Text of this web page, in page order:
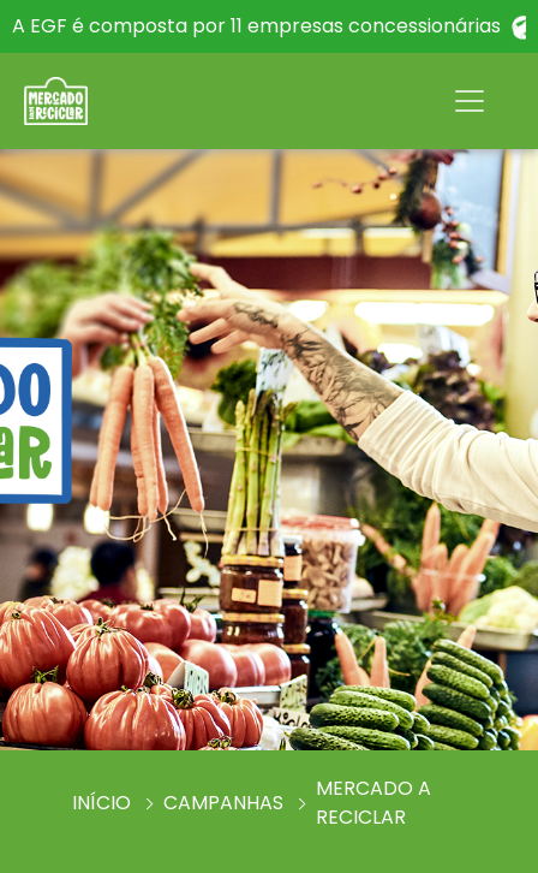
A EGF é composta por 11 empresas concessionárias
INÍCIO CAMPANHAS
MERCADO A
RECICLAR